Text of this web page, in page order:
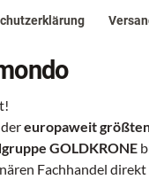
europaweit
GOLDKRONE
Fachhandel direkt